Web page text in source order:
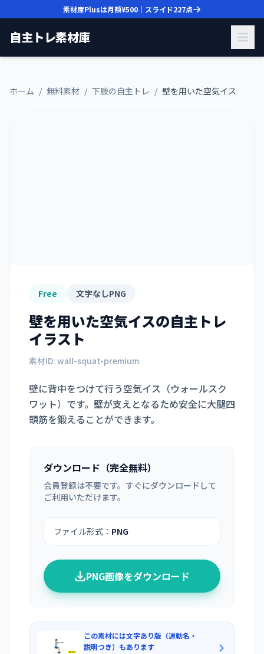
素材庫Plusは月額¥500 ｜スライド227点
自主トレ素材庫
ホーム / 無料素材 / 下肢の自主トレ / 壁を用いた空気イス
Free 文字なしPNG
壁を用いた空気イスの自主トレ
イラスト
素材ID: wall-squat-premium
壁に背中をつけて行う空気イス（ウォールスク
ワット）です。壁が支えとなるため安全に大腿四
頭筋を鍛えることができます。
ダウンロード（完全無料）
会員登録は不要です。すぐにダウンロードして
ご利用いただけます。
ファイル形式： PNG
PNG画像をダウンロード
この素材には文字あり版（運動名・
説明つき）もあります